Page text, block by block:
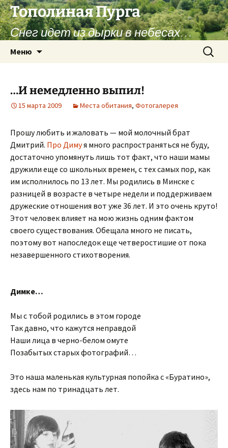
Перейти
к
содержимому
Тополиная Пурга
Снег идет из дырки в небесах…
Меню Найти:
…И немедленно выпил!
15 марта 2009 Места обитания, Фотогалерея
Прошу любить и жаловать — мой молочный брат
Дмитрий. Про Димуя много распространяться не буду,
достаточно упомянуть лишь тот факт, что наши мамы
дружили еще со школьных времен, с тех самых пор, как
им исполнилось по 13 лет. Мы родились в Минске с
разницей в возрасте в четыре недели и поддерживаем
дружеские отношения вот уже 36 лет. И это очень круто!
Этот человек влияет на мою жизнь одним фактом
своего существования. Обещала много не писать,
поэтому вот напоследок еще четверостишие от пока
незавершенного стихотворения.
Димке…
Мы с тобой родились в этом городе
Так давно, что кажутся неправдой
Наши лица в черно-белом омуте
Позабытых старых фотографий…
Это наша маленькая культурная попойка с «Буратино»,
здесь нам по тринадцать лет.